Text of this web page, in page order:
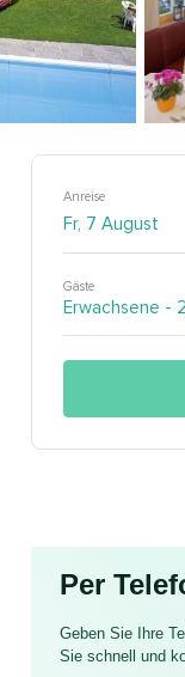
Anreise
Gäste
Per
Geben Sie Ihre
Sie schnell und